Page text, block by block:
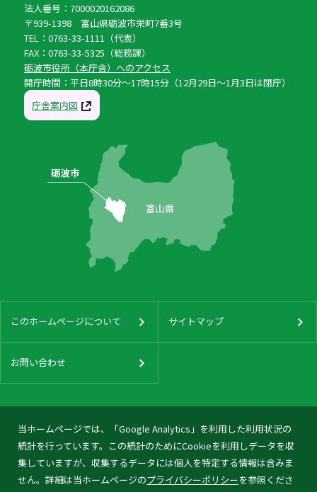
当ホームページでは、「Google Analytics」を利用した利用状況の
統計を行っています。この統計のためにCookieを利用しデータを収
集していますが、収集するデータには個人を特定する情報は含みま
せん。詳細は当ホームページのプライバシーポリシーを参照くださ
法人番号：7000020162086
〒939-1398 富山県砺波市栄町7番3号
TEL：0763-33-1111（代表）
FAX：0763-33-5325（総務課）
砺波市役所（本庁舎）へのアクセス
開庁時間：平日8時30分〜17時15分（12月29日〜1月3日は閉庁）
庁舎案内図
このホームページについて サイトマップ
お問い合わせ